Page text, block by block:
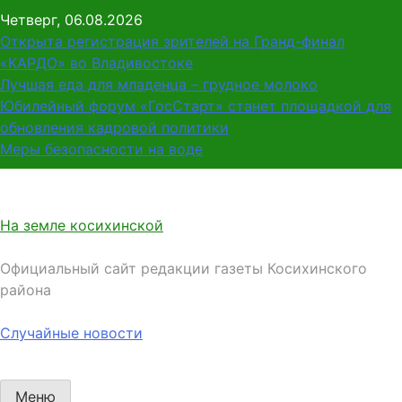
Перейти
к
содержимому
Четверг, 06.08.2026
Открыта регистрация зрителей на Гранд-финал
«КАРДО» во Владивостоке
Лучшая еда для младенца – грудное молоко
Юбилейный форум «ГосСтарт» станет площадкой для
обновления кадровой политики
Меры безопасности на воде
На земле косихинской
Официальный сайт редакции газеты Косихинского
района
Случайные новости
Меню